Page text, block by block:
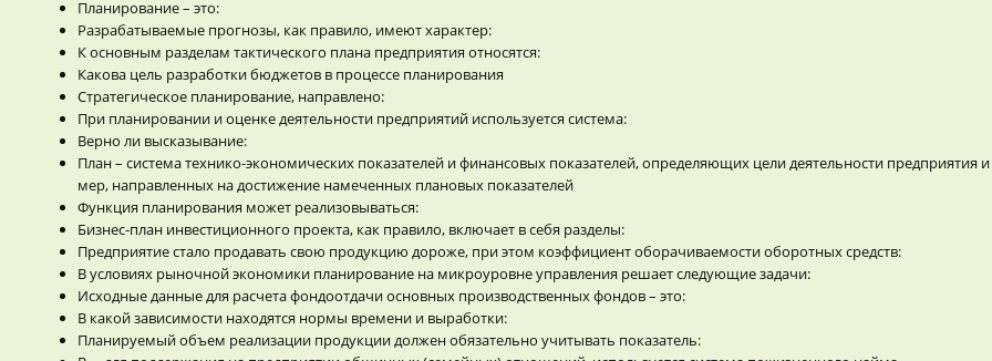
Планирование – это:
Разрабатываемые прогнозы, как правило, имеют характер:
К основным разделам тактического плана предприятия относятся:
Какова цель разработки бюджетов в процессе планирования
Стратегическое планирование, направлено:
При планировании и оценке деятельности предприятий используется система:
Верно ли высказывание:
План – система технико-экономических показателей и финансовых показателей, определяющих цели деятельности
мер, направленных на достижение намеченных плановых показателей
Функция планирования может реализовываться:
Бизнес-план инвестиционного проекта, как правило, включает в себя разделы:
Предприятие стало продавать свою продукцию дороже, при этом коэффициент оборачиваемости оборотных средств:
В условиях рыночной экономики планирование на микроуровне управления решает следующие задачи:
Исходные данные для расчета фондоотдачи основных производственных фондов – это:
В какой зависимости находятся нормы времени и выработки:
Планируемый объем реализации продукции должен обязательно учитывать показатель: